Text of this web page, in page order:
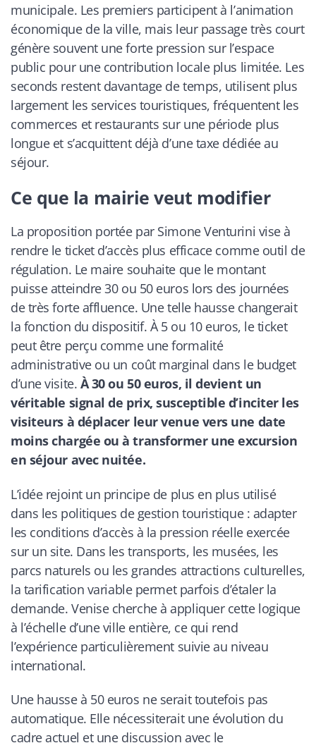
municipale. Les premiers participent à l’animation
économique de la ville, mais leur passage très court
génère souvent une forte pression sur l’espace
public pour une contribution locale plus limitée. Les
seconds restent davantage de temps, utilisent plus
largement les services touristiques, fréquentent les
commerces et restaurants sur une période plus
longue et s’acquittent déjà d’une taxe dédiée au
séjour.
Ce que la mairie veut modifier
La proposition portée par Simone Venturini vise à
rendre le ticket d’accès plus efficace comme outil de
régulation. Le maire souhaite que le montant
puisse atteindre 30 ou 50 euros lors des journées
de très forte affluence. Une telle hausse changerait
la fonction du dispositif. À 5 ou 10 euros, le ticket
peut être perçu comme une formalité
administrative ou un coût marginal dans le budget
d’une visite. À 30 ou 50 euros, il devient un
véritable signal de prix, susceptible d’inciter les
visiteurs à déplacer leur venue vers une date
moins chargée ou à transformer une excursion
en séjour avec nuitée.
L’idée rejoint un principe de plus en plus utilisé
dans les politiques de gestion touristique : adapter
les conditions d’accès à la pression réelle exercée
sur un site. Dans les transports, les musées, les
parcs naturels ou les grandes attractions culturelles,
la tarification variable permet parfois d’étaler la
demande. Venise cherche à appliquer cette logique
à l’échelle d’une ville entière, ce qui rend
l’expérience particulièrement suivie au niveau
international.
Une hausse à 50 euros ne serait toutefois pas
automatique. Elle nécessiterait une évolution du
cadre actuel et une discussion avec le